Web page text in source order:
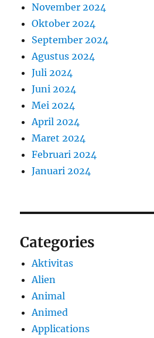
November 2024
Oktober 2024
September 2024
Agustus 2024
Juli 2024
Juni 2024
Mei 2024
April 2024
Maret 2024
Februari 2024
Januari 2024
Categories
Aktivitas
Alien
Animal
Animed
Applications